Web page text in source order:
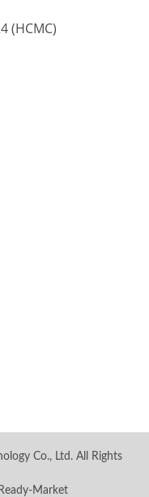
(HCMC)
Co., Ltd.All Rights
Ready-Market